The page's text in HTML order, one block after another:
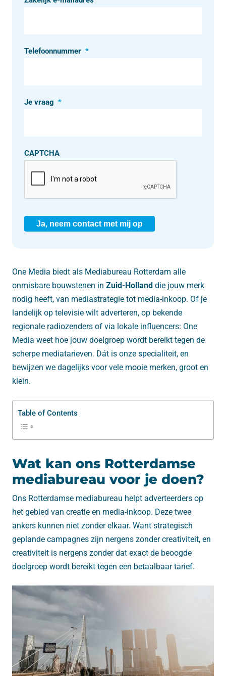
Telefoonnummer *
Je vraag *
CAPTCHA
Ja, neem contact met mij op
One Media biedt als Mediabureau Rotterdam alle
onmisbare bouwstenen in Zuid-Holland die jouw merk
nodig heeft, van mediastrategie tot media-inkoop. Of je
landelijk op televisie wilt adverteren, op bekende
regionale radiozenders of via lokale influencers: One
Media weet hoe jouw doelgroep wordt bereikt tegen de
scherpe mediatarieven. Dát is onze specialiteit, en
bewijzen we dagelijks voor vele mooie merken, groot en
klein.
Table of Contents
Wat kan ons Rotterdamse
mediabureau voor je doen?
Ons Rotterdamse mediabureau helpt adverteerders op
het gebied van creatie en media-inkoop. Deze twee
ankers kunnen niet zonder elkaar. Want strategisch
geplande campagnes zijn nergens zonder creativiteit, en
creativiteit is nergens zonder dat exact de beoogde
doelgroep wordt bereikt tegen een betaalbaar tarief.